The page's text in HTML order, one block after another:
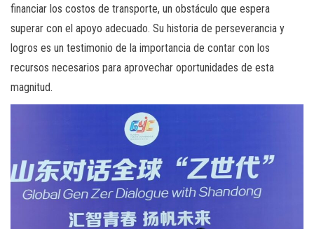
financiar los costos de transporte, un obstáculo que espera
superar con el apoyo adecuado. Su historia de perseverancia y
logros es un testimonio de la importancia de contar con los
recursos necesarios para aprovechar oportunidades de esta
magnitud.